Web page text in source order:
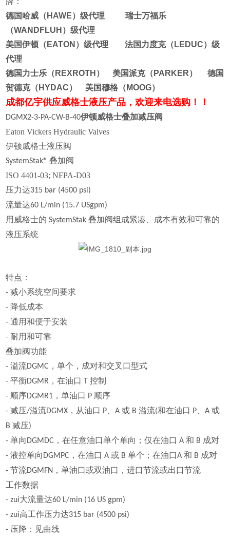
德国哈威（HAWE）级代理 瑞士万福乐
（WANDFLUH）级代理
美国伊顿（EATON）级代理 法国力度克（LEDUC）级
代理
德国力士乐（REXROTH） 美国派克（PARKER） 德国
贺德克（HYDAC） 美国穆格（MOOG）
成都亿宇供应威格士液压产品，欢迎来电选购！！
DGMX2-3-PA-CW-B-40伊顿威格士叠加减压阀
Eaton Vickers Hydraulic Valves
伊顿威格士液压阀
SystemStak®叠加阀
ISO 4401-03; NFPA-D03
压力达315 bar (4500 psi)
流量达60 L/min (15.7 USgpm)
用威格士的SystemStak叠加阀组成紧凑、成本有效和可靠的
液压系统
特点：
-减小系统空间要求
- 降低成本
-通用和便于安装
- 耐用和可靠
叠加阀功能
-溢流DGMC ，单个，成对和交叉口型式
-平衡DGMR ，在油口T控制
-顺序DGMR1 ，单油口 P顺序
-减压/溢流DGMX ，从油口 P、A或 B溢流(和在油口 P、A或
B减压)
-单向DGMDC ，在任意油口单个单向；仅在油口A和 B成对
-液控单向DGMPC ，在油口A或 B单个；在油口A和 B成对
- 节流DGMFN ，单油口或双油口，进口节流或出口节流
工作数据
- zui大流量达60 L/min (16 US gpm)
- zui高工作压力达315 bar (4500 psi)
-压降：见曲线